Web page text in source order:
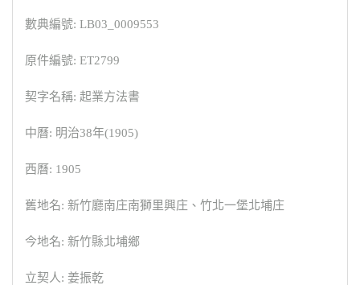
數典編號: LB03_0009553
原件編號: ET2799
契字名稱: 起業方法書
中曆: 明治38年(1905)
西曆: 1905
舊地名: 新竹廳南庄南獅里興庄、竹北一堡北埔庄
今地名: 新竹縣北埔鄉
立契人: 姜振乾